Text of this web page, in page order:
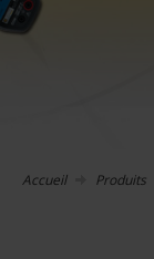
Accueil Produits